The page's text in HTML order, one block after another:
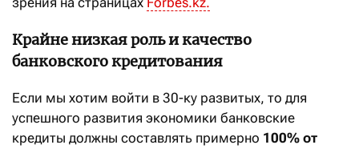
Крайне низкая роль и качество
банковского кредитования
Если мы хотим войти в 30-ку развитых, то для
успешного развития экономики банковские
кредиты должны составлять примерно 100% от